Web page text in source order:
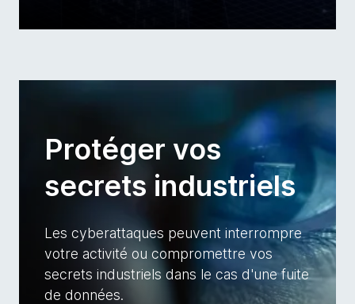
Protéger vos
secrets industriels
Les cyberattaques peuvent interrompre
votre activité ou compromettre vos
secrets industriels dans le cas d'une fuite
de données.